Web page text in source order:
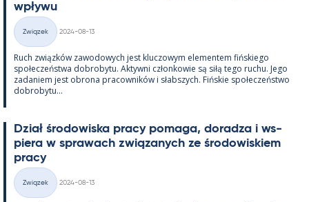
wpływu
Kategorie
Związek
2024-08-13
Ruch związków zawo­dowych jest kluczowym ele­men­tem fińs­kiego
społeczeństwa do­bro­bytu. Ak­tywni człon­kowie są siłą tego ruchu. Jego
za­da­niem jest obrona pracow­ników i słabszych. Fińs­kie społeczeństwo
do­bro­bytu...
Dział śro­dowiska pracy po­maga, do­radza i ws­
piera w sprawach związa­nych ze śro­dowis­kiem
pracy
Kategorie
Związek
2024-08-13